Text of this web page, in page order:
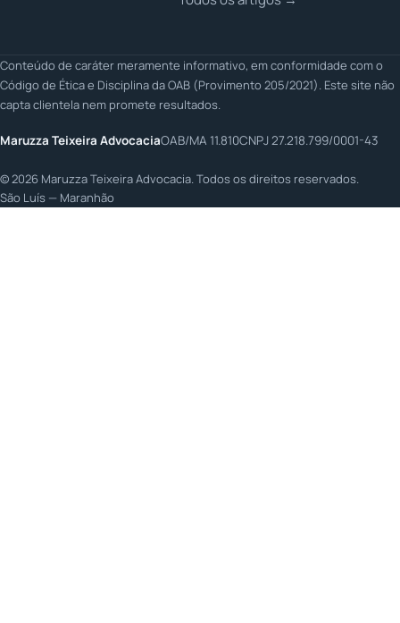
Conteúdo de caráter meramente informativo, em conformidade com o
Código de Ética e Disciplina da OAB (Provimento 205/2021). Este site não
capta clientela nem promete resultados.
Maruzza Teixeira AdvocaciaOAB/MA 11.810CNPJ 27.218.799/0001-43
©2026 Maruzza Teixeira Advocacia. Todos os direitos reservados.
São Luís — Maranhão